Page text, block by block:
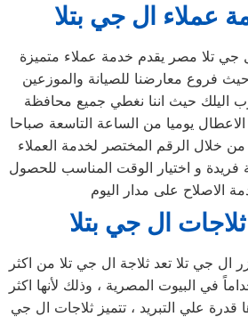
عملاء ال جي بتلا
جي تلا مصر يقدم خدمة عملاء متميزة
فروع معارضنا للصيانة والموزعين
اليلك حيث اننا نغطي جميع محافظة
يوميا من الساعة التاسعة صباحا
فريدة و اختيار الوقت المناسب للحصول
الاصلاح على مدار اليوم
ال جي بتلا
ال جي تلا تعد ثلاجة ال جي تلا من اكثر
في البيوت المصرية ، وذلك لأنها اكثر
قدرة علي التبريد ، تتميز ثلاجات ال جي